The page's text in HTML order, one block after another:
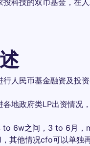
投科技的双币基金，在
人民币基金融资及投
地政府类LP出资情况，
to 6w之间，3 to 6月，
，其他情况cfo可以单